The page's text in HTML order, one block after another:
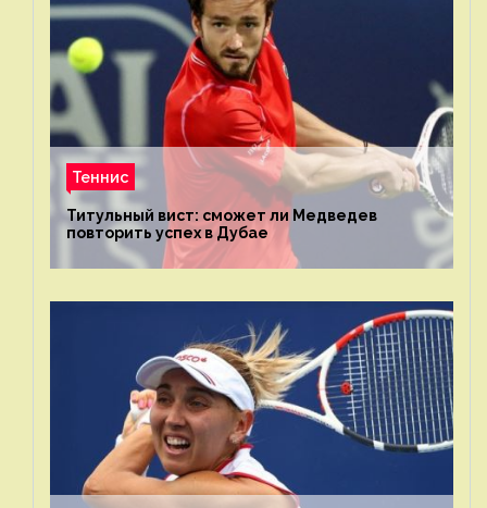
Теннис
Титульный вист: сможет ли Медведев
повторить успех в Дубае